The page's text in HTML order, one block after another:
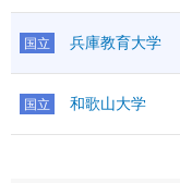
国立 兵庫教育大学
国立 和歌山大学